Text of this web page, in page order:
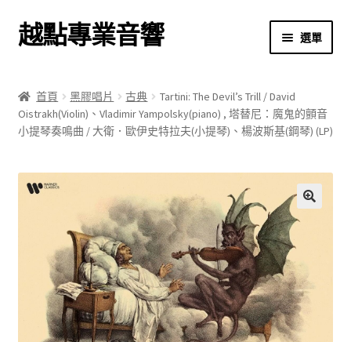
跳
至
覽
列
跳
至
要
內
容
越點專業音響 選單
商店
我的帳號
購物車
首頁 黑膠唱片 古典
Tartini: The Devil’s Trill / David
Oistrakh(Violin)、Vladimir Yampolsky(piano) , 塔替尼：魔鬼的顫音
小提琴奏鳴曲 / 大衛．歐伊史特拉夫(小提琴)、楊波斯基(鋼琴) (LP)